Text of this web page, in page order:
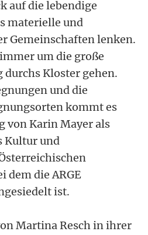
auf die lebendige
materielle und
Gemeinschaften lenken.
um die große
Kloster gehen.
und die
kommt es
von Karin Mayer als
Kultur und
dem die ARGE
ist.
Martina Resch in ihrer